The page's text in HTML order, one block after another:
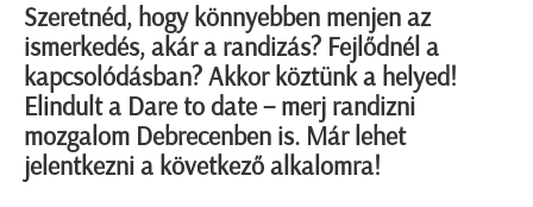
Szeretnéd, hogy könnyebben menjen az
ismerkedés, akár a randizás? Fejlődnél a
kapcsolódásban? Akkor köztünk a helyed!
Elindult a Dare to date – merj randizni
mozgalom Debrecenben is. Már lehet
jelentkezni a következő alkalomra!